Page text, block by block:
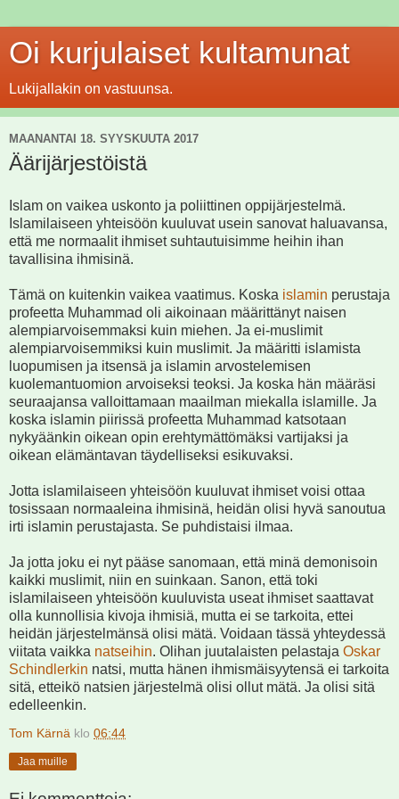
Oi kurjulaiset kultamunat
Lukijallakin on vastuunsa.
MAANANTAI 18. SYYSKUUTA 2017
Äärijärjestöistä
Islam on vaikea uskonto ja poliittinen oppijärjestelmä.
Islamilaiseen yhteisöön kuuluvat usein sanovat haluavansa,
että me normaalit ihmiset suhtautuisimme heihin ihan
tavallisina ihmisinä.
Tämä on kuitenkin vaikea vaatimus. Koska islamin perustaja
profeetta Muhammad oli aikoinaan määrittänyt naisen
alempiarvoisemmaksi kuin miehen. Ja ei-muslimit
alempiarvoisemmiksi kuin muslimit. Ja määritti islamista
luopumisen ja itsensä ja islamin arvostelemisen
kuolemantuomion arvoiseksi teoksi. Ja koska hän määräsi
seuraajansa valloittamaan maailman miekalla islamille. Ja
koska islamin piirissä profeetta Muhammad katsotaan
nykyäänkin oikean opin erehtymättömäksi vartijaksi ja
oikean elämäntavan täydelliseksi esikuvaksi.
Jotta islamilaiseen yhteisöön kuuluvat ihmiset voisi ottaa
tosissaan normaaleina ihmisinä, heidän olisi hyvä sanoutua
irti islamin perustajasta. Se puhdistaisi ilmaa.
Ja jotta joku ei nyt pääse sanomaan, että minä demonisoin
kaikki muslimit, niin en suinkaan. Sanon, että toki
islamilaiseen yhteisöön kuuluvista useat ihmiset saattavat
olla kunnollisia kivoja ihmisiä, mutta ei se tarkoita, ettei
heidän järjestelmänsä olisi mätä. Voidaan tässä yhteydessä
viitata vaikka natseihin. Olihan juutalaisten pelastaja Oskar
Schindlerkin natsi, mutta hänen ihmismäisyytensä ei tarkoita
sitä, etteikö natsien järjestelmä olisi ollut mätä. Ja olisi sitä
edelleenkin.
Tom Kärnä klo 06:44
Jaa muille